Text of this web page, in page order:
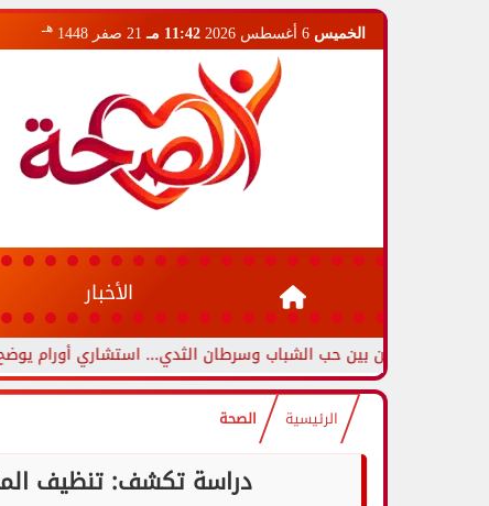
الخميس 11:42 مـ 21 صفر 1448 هـ
الأخبار
بين حب الشباب وسرطان الثدي... استشاري أورام يوضح العلامات
الرئيسية الصحة
دراسة تكشف: تنظيف